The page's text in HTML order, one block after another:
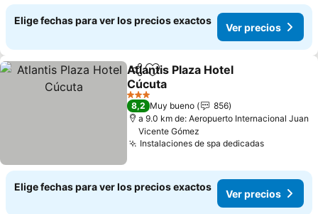
Elige fechas para ver los precios exactos
Ver precios
CompartirAgregar a favoritos
Atlantis Plaza Hotel
Cúcuta
Ver precios
3 Estrellas
8,2 Muy bueno
856
a 9.0 km de: Aeropuerto Internacional Juan
Vicente Gómez
Instalaciones de spa dedicadasVer
Elige fechas para ver los precios exactos
Ver precios